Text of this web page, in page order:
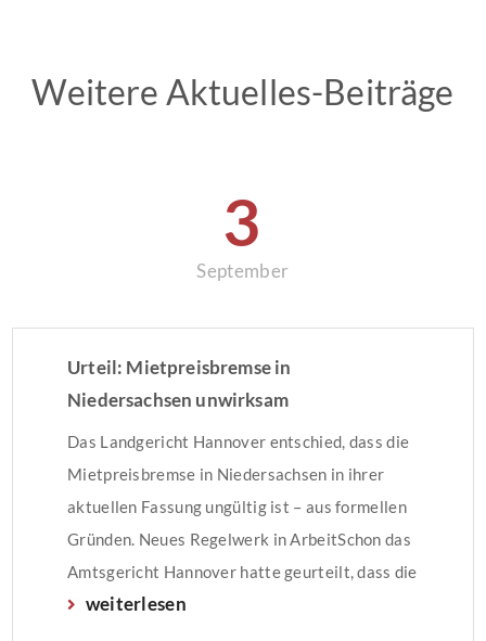
Weitere Aktuelles-Beiträge
3
September
Urteil: Mietpreisbremse in
Niedersachsen unwirksam
Das Landgericht Hannover entschied, dass die
Mietpreisbremse in Niedersachsen in ihrer
aktuellen Fassung ungültig ist – aus formellen
Gründen. Neues Regelwerk in ArbeitSchon das
Amtsgericht Hannover hatte geurteilt, dass die
seit Dezember 2016 geltende
weiterlesen